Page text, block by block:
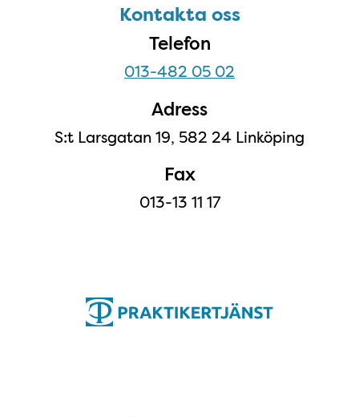
Kontakta ossKontakta oss
Telefon
013-482 05 02
Adress
S:t Larsgatan 19, 582 24 Linköping
Fax
013-13 11 17